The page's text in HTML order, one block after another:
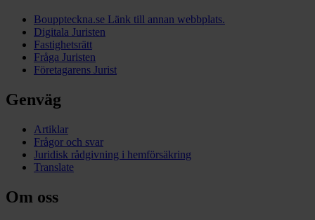
Bouppteckna.se Länk till annan webbplats.
Digitala Juristen
Fastighetsrätt
Fråga Juristen
Företagarens Jurist
Genväg
Artiklar
Frågor och svar
Juridisk rådgivning i hemförsäkring
Translate
Om oss